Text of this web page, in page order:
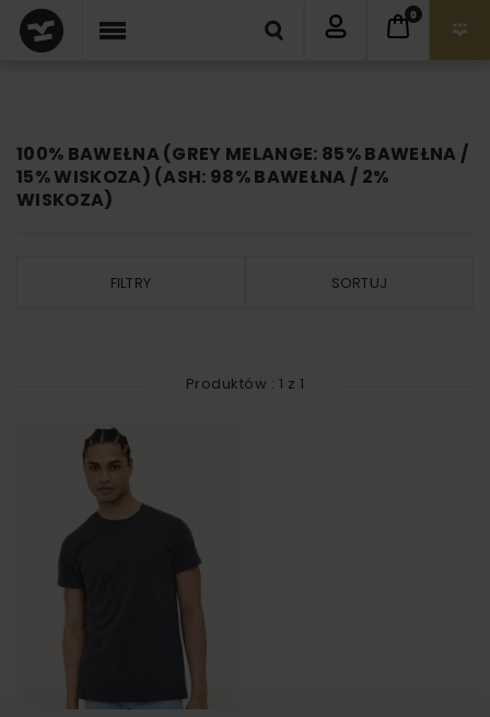
0
100% BAWEŁNA (GREY MELANGE: 85% BAWEŁNA /
15% WISKOZA) (ASH: 98% BAWEŁNA / 2%
WISKOZA)
FILTRY SORTUJ
Produktów : 1 z 1